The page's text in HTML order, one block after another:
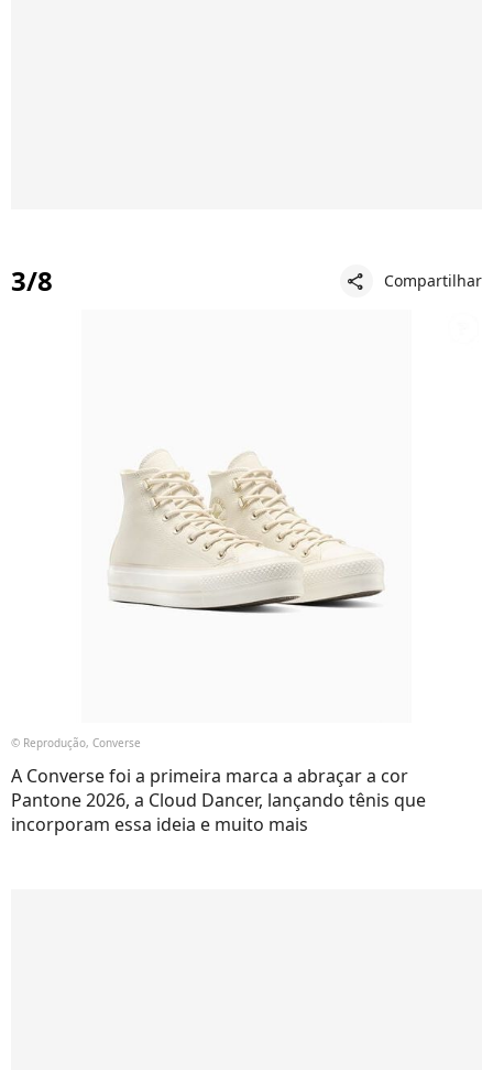
3/8 share Compartilhar
© Reprodução, Converse
A Converse foi a primeira marca a abraçar a cor
Pantone 2026, a Cloud Dancer, lançando tênis que
incorporam essa ideia e muito mais